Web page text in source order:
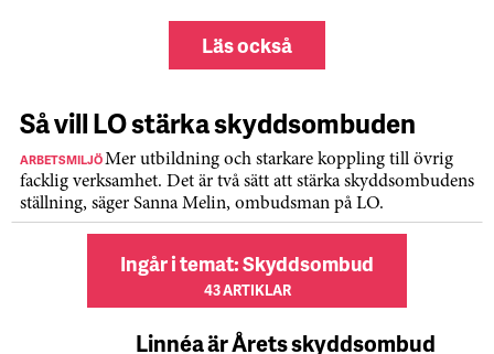
Läs också
Så vill LO stärka skyddsombuden
ARBETSMILJÖMer utbildning och starkare koppling till övrig
facklig verksamhet. Det är två sätt att stärka skyddsombudens
ställning, säger Sanna Melin, ombudsman på LO.
Ingår i temat: Skyddsombud
43 ARTIKLAR
Linnéa är Årets skyddsombud